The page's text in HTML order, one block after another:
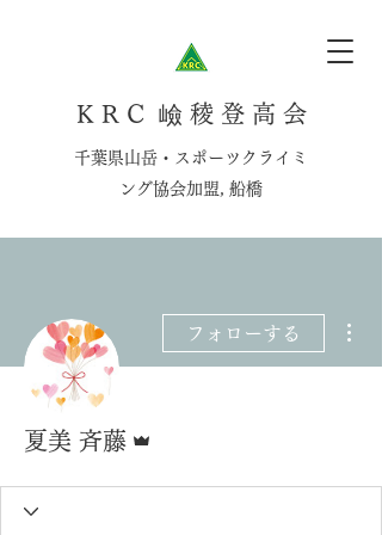
K R C 嶮 稜 登 高 会
千葉県山岳・スポーツクライミ
ング協会加盟, 船橋
フォローする
夏美 斉藤